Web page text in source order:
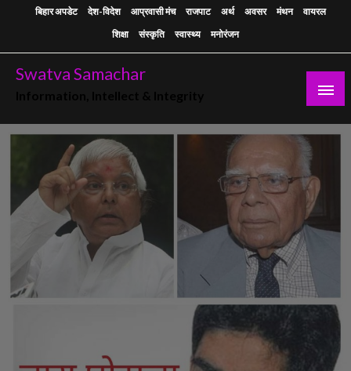
बिहार अपडेट देश-विदेश आप्रवासी मंच राजपाट अर्थ अवसर मंथन
वायरल
शिक्षा
संस्कृति स्वास्थ्य मनोरंजन
Swatva Samachar